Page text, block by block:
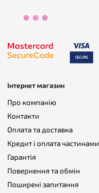
Інтернет магазин
Про компанію
Контакти
Оплата та доставка
Кредит і оплата частинами
Гарантія
Повернення та обмін
Поширені запитання